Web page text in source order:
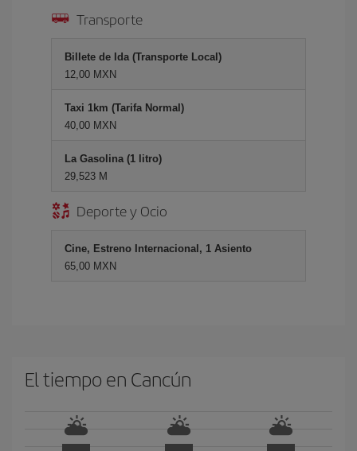
Transporte
Billete de Ida (Transporte Local)
12,00 MXN
Taxi 1km (Tarifa Normal)
40,00 MXN
La Gasolina (1 litro)
29,523 M
Deporte y Ocio
Cine, Estreno Internacional, 1 Asiento
65,00 MXN
El tiempo en Cancún